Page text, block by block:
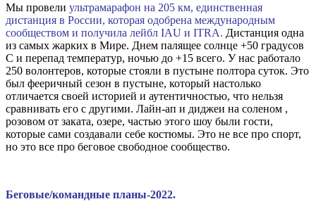
Мы провели ультрамарафон на 205 км, единственная
дистанция в России, которая одобрена международным
сообществом и получила лейбл IAU и ITRA. Дистанция одна
из самых жарких в Мире. Днем палящее солнце +50 градусов
С и перепад температур, ночью до +15 всего. У нас работало
250 волонтеров, которые стояли в пустыне полтора суток. Это
был фееричный сезон в пустыне, который настолько
отличается своей историей и аутентичностью, что нельзя
сравнивать его с другими. Лайн-ап и диджеи на соленом ,
розовом от заката, озере, частью этого шоу были гости,
которые сами создавали себе костюмы. Это не все про спорт,
но это все про беговое свободное сообщество.
Беговые/командные планы-2022.